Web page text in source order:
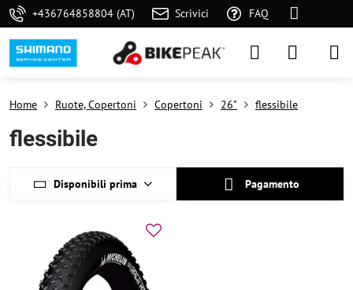
+436764858804 (AT) Scrivici FAQ
Home Ruote, Copertoni Copertoni 26" flessibile
flessibile
Disponibili prima Pagamento